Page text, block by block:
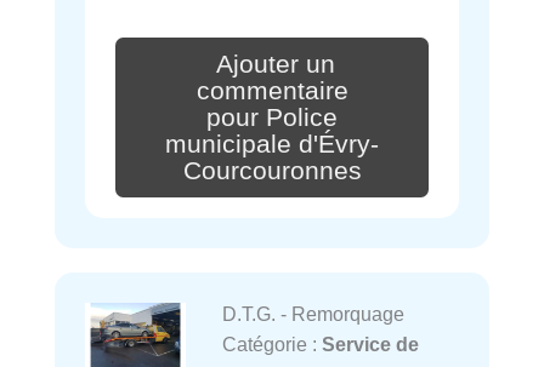
Ajouter un
commentaire
pour Police
municipale d'Évry-
Courcouronnes
D.T.G. - Remorquage
Catégorie : Service de